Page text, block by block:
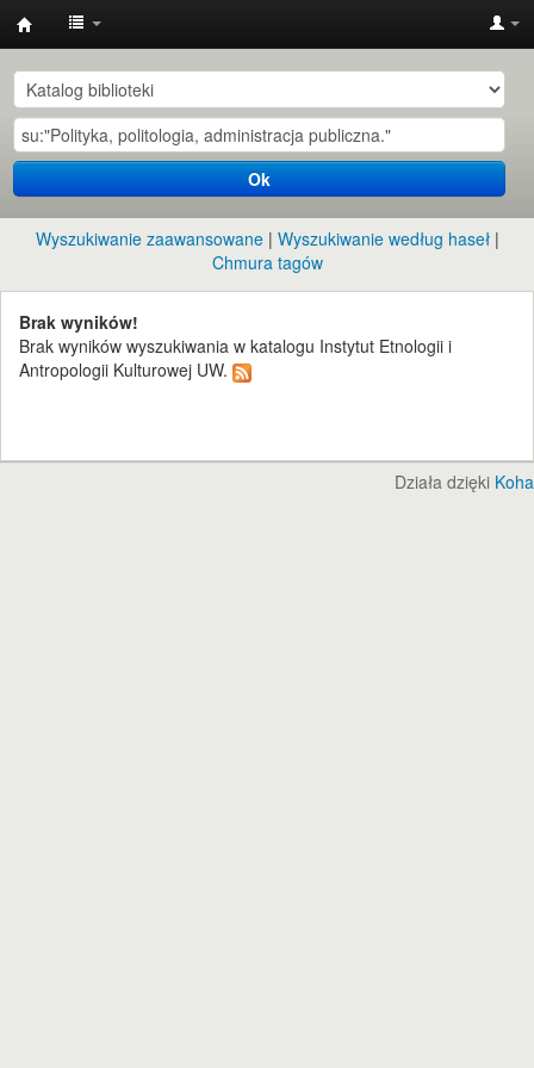
Instytut
Etnologii
i
Antropologii
Kulturowej
UW
Ok
Wyszukiwanie zaawansowane
Wyszukiwanie według haseł
Chmura tagów
Brak wyników!
Brak wyników wyszukiwania w katalogu Instytut Etnologii i
Antropologii Kulturowej UW.
Działa dzięki Koha